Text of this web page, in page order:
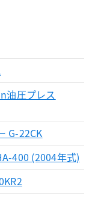
油圧プレス
G-22CK
400 (2004年式)